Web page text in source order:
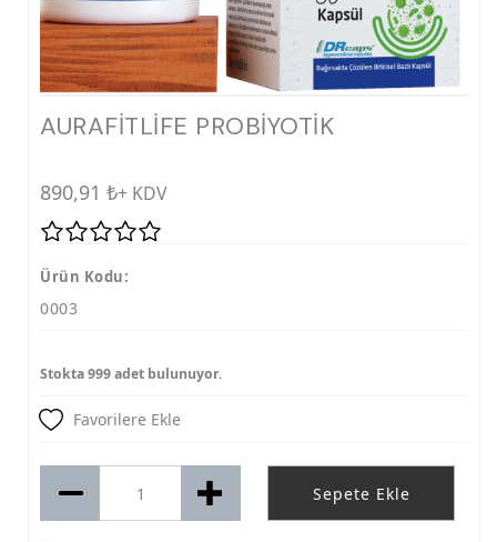
AURAFİTLİFE PROBİYOTİK
890,91 ₺+ KDV
Ürün Kodu:
0003
Stokta 999 adet bulunuyor.
Favorilere Ekle
Sepete Ekle